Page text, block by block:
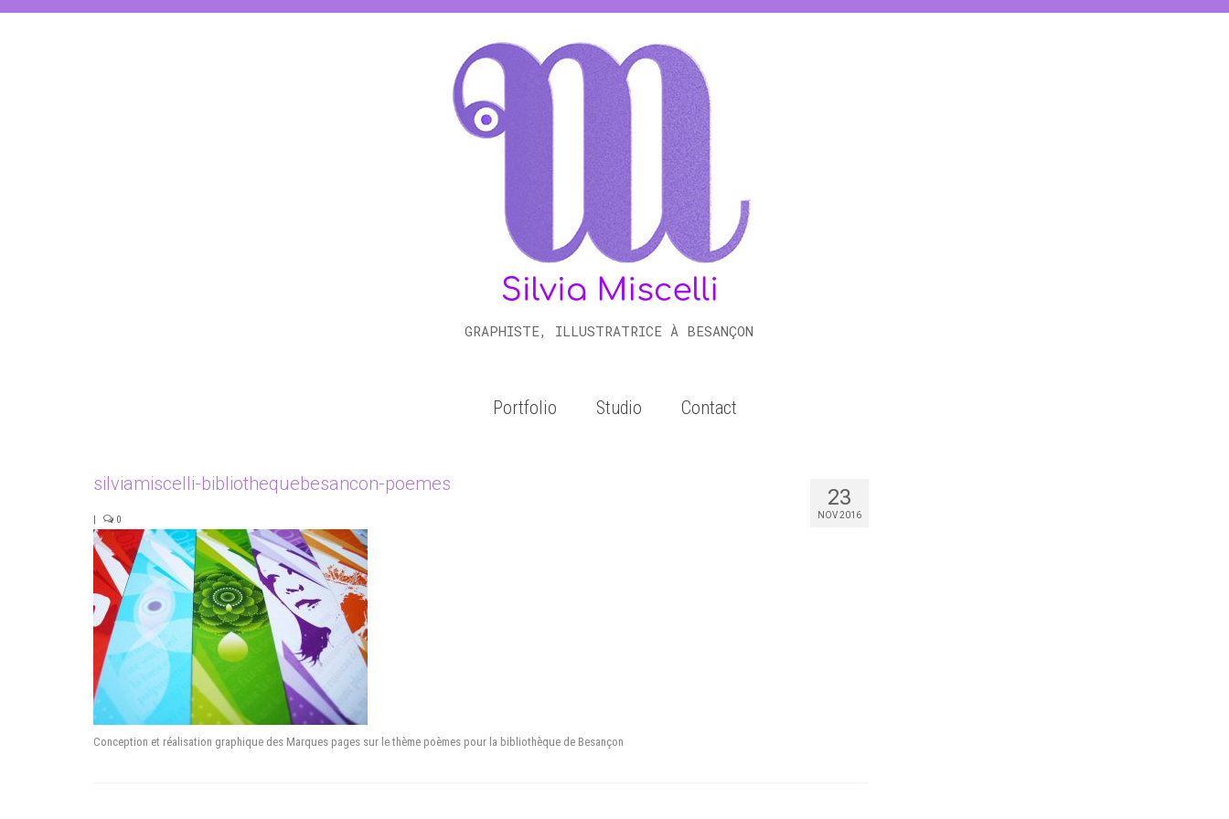
GRAPHISTE, ILLUSTRATRICE À BESANÇON
Portfolio Studio Contact
23
NOV 2016
silviamiscelli-bibliothequebesancon-poemes
| 0
Conception et réalisation graphique des Marques pages sur le thème poèmes pour la bibliothèque de Besançon